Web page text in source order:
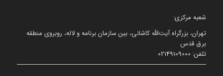
شعبه مرکزی:
تهران، بزرگراه آیت‌الله کاشانی، بین سازمان برنامه و لاله، روبروی منطقه
برق قدس
تلفن: 02149109000